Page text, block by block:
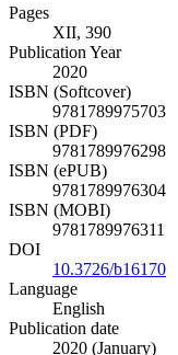
Pages
XII, 390
Publication Year
2020
ISBN (Softcover)
9781789975703
ISBN (PDF)
9781789976298
ISBN (ePUB)
9781789976304
ISBN (MOBI)
9781789976311
DOI
10.3726/b16170
Language
English
Publication date
2020 (January)